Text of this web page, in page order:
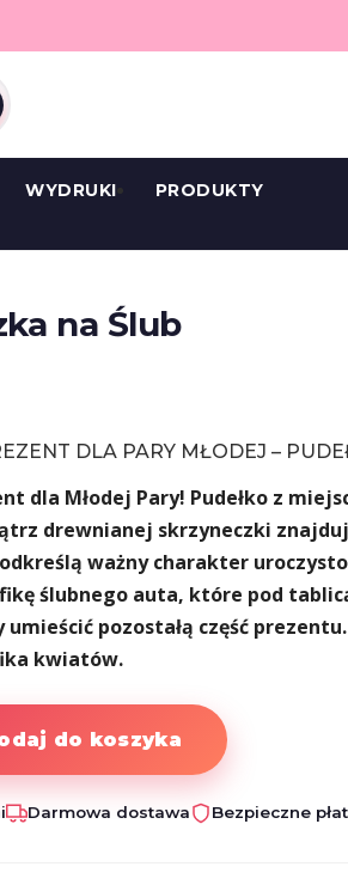
WYDRUKI PRODUKTY
na Ślub
DLA PARY MŁODEJ –
dla Młodej Pary! Pudełko z
drewnianej skrzyneczki
ważny charakter
ślubnego auta, które pod
pozostałą część prezentu.
kwiatów.
do koszyka
Darmowa dostawa Bezpieczne